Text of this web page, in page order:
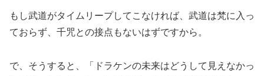
もし武道がタイムリープしてこなければ、武道は梵に入っ
ておらず、千咒との接点もないはずですから。
で、そうすると、「ドラケンの未来はどうして見えなかっ